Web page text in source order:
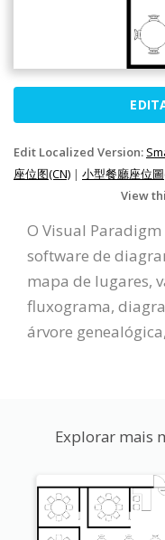
Edit Localized Version:
座位图(CN) | 小型餐廳座位
View
O Visual Paradigm
software de
mapa de lugares,
fluxograma,
árvore
Explorar mais